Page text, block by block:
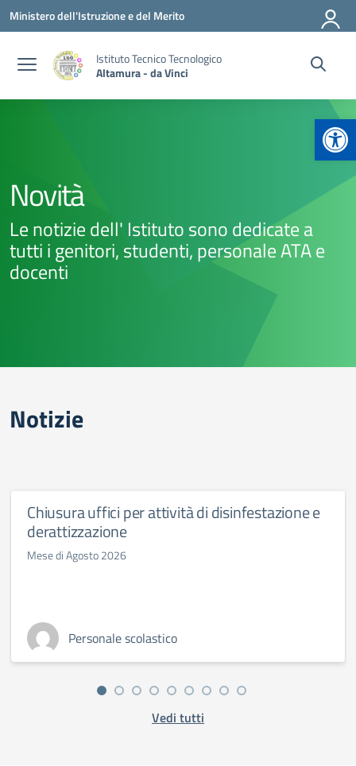
Vai ai contenuti
Vai al menu di navigazione
Vai al footer
Ministero dell'Istruzione e del Merito
Istituto Tecnico Tecnologico
Altamura - da Vinci
Novità
Le notizie dell' Istituto sono dedicate a
tutti i genitori, studenti, personale ATA e
docenti
Notizie
Chiusura uffici per attività di disinfestazione e
derattizzazione
Mese di Agosto 2026
Personale scolastico
Vedi tutti